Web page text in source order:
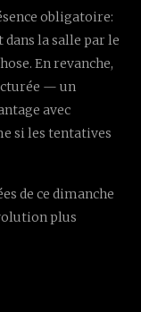
obligatoire:
dans la salle par le
En revanche,
— un
avec
si les tentatives
de ce dimanche
plus